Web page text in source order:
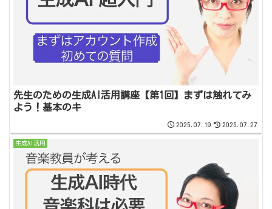
先生のための生成AI活用講座【第1回】まずは触れてみ
よう！基本のキ
2025.07.19 2025.07.27
生成AI活用